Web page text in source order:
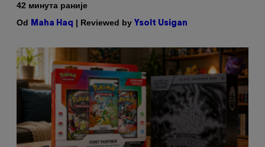
42 минута раније
Od
Maha Haq | Reviewed by Ysolt Usigan